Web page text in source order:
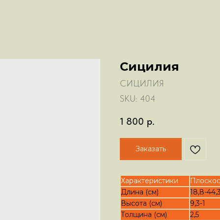
Сицилия
СИЦИЛИЯ
SKU: 404
1 800 р.
Заказать
Характеристики
Длина (см)
18,8-44,3
Высота (см)
9,3-1
Толщина (см)
2,5